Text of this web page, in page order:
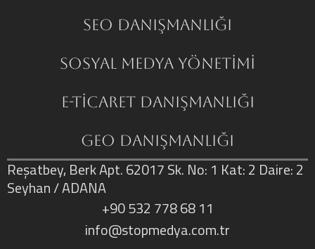
SEO Danışmanlığı
Sosyal Medya Yönetimi
E-Ticaret Danışmanlığı
GEO Danışmanlığı
Reşatbey, Berk Apt. 62017 Sk. No: 1 Kat: 2 Daire: 2
Seyhan / ADANA
+90 532 778 68 11
info@stopmedya.com.tr